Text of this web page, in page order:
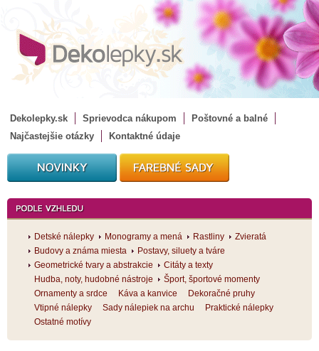
Dekolepky.sk Sprievodca nákupom
Poštovné a balné
Najčastejšie otázky
Kontaktné údaje
Detské nálepky Monogramy a mená Rastliny
Zvieratá
Budovy a známa miesta
Postavy, siluety a tváre
Geometrické tvary a abstrakcie
Citáty a texty
Hudba, noty, hudobné nástroje
Šport, športové momenty
Ornamenty a srdce
Káva a kanvice
Dekoračné pruhy
Vtipné nálepky
Sady nálepiek na archu
Praktické nálepky
Ostatné motívy